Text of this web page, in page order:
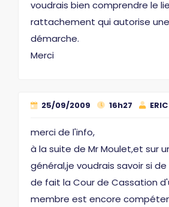
voudrais bien comprendre le
rattachement qui autorise
démarche.
Merci
25/09/2009 16h27 ERIC
merci de l'info,
à la suite de Mr Moulet,et sur
général,je voudrais savoir si
de fait la Cour de Cassation
membre est encore